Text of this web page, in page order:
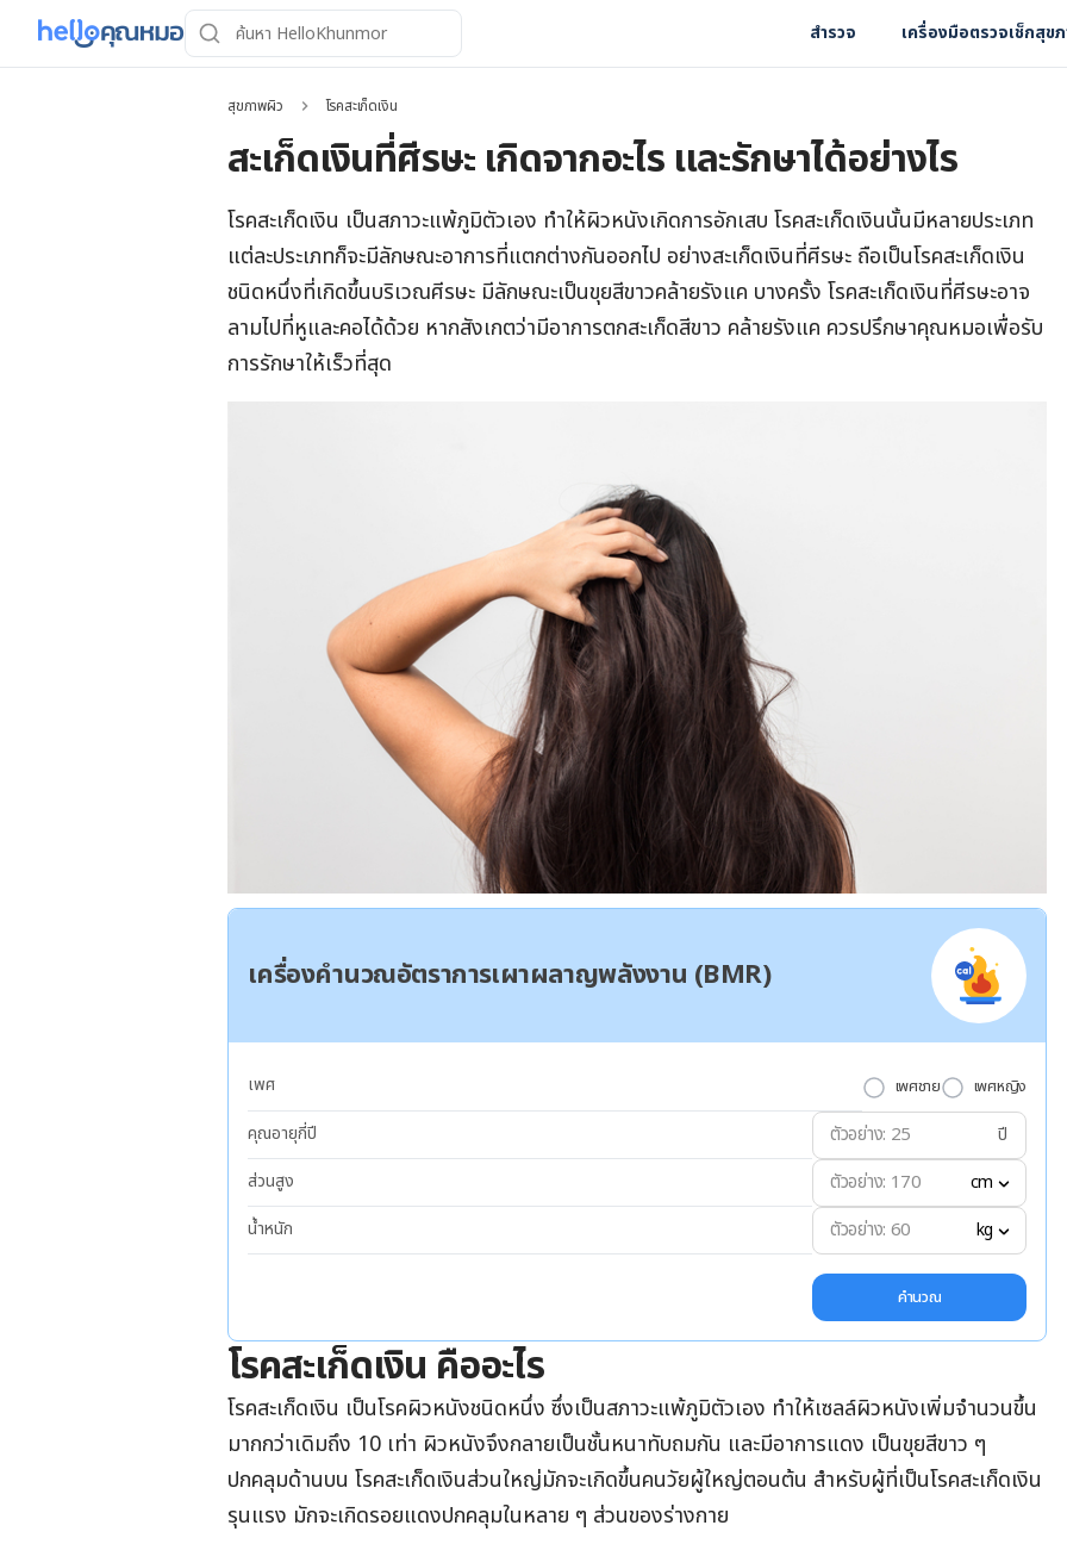
สำรวจ เครื่องมือตรวจเช็กสุข
สุขภาพผิว โรคสะเก็ดเงิน
สะเก็ดเงินที่ศีรษะ เกิดจากอะไร และรักษาได้อย่างไร
โรคสะเก็ดเงิน เป็นสภาวะแพ้ภูมิตัวเอง ทำให้ผิวหนังเกิดการอักเสบ โรคสะเก็ดเงินนั้นมีหลายประเภท
แต่ละประเภทก็จะมีลักษณะอาการที่แตกต่างกันออกไป อย่างสะเก็ดเงินที่ศีรษะ ถือเป็นโรคสะเก็ดเงิน
ชนิดหนึ่งที่เกิดขึ้นบริเวณศีรษะ มีลักษณะเป็นขุยสีขาวคล้ายรังแค บางครั้ง โรคสะเก็ดเงินที่ศีรษะอาจ
ลามไปที่หูและคอได้ด้วย หากสังเกตว่ามีอาการตกสะเก็ดสีขาว คล้ายรังแค ควรปรึกษาคุณหมอเพื่อรับ
การรักษาให้เร็วที่สุด
เครื่องคำนวณอัตราการเผาผลาญพลังงาน (BMR)
เพศ เพศชาย เพศหญิง
คุณอายุกี่ปี
ปี
ส่วนสูง
cm
น้ำหนัก
kg
คำนวณ
โรคสะเก็ดเงิน คืออะไร
โรคสะเก็ดเงิน เป็นโรคผิวหนังชนิดหนึ่ง ซึ่งเป็นสภาวะแพ้ภูมิตัวเอง ทำให้เซลล์ผิวหนังเพิ่มจำนวนขึ้น
มากกว่าเดิมถึง 10 เท่า ผิวหนังจึงกลายเป็นชั้นหนาทับถมกัน และมีอาการแดง เป็นขุยสีขาว ๆ
ปกคลุมด้านบน โรคสะเก็ดเงินส่วนใหญ่มักจะเกิดขึ้นคนวัยผู้ใหญ่ตอนต้น สำหรับผู้ที่เป็นโรคสะเก็ดเงิน
รุนแรง มักจะเกิดรอยแดงปกคลุมในหลาย ๆ ส่วนของร่างกาย